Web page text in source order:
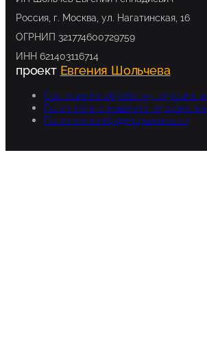
Россия, г. Москва, ул. Нагатинская, 16
ОГРНИП 321774600729759
ИНН 621403116714
проект Евгения Шольчева
Согласие на обработку
Политика в отношении
Политика конфиденциальности